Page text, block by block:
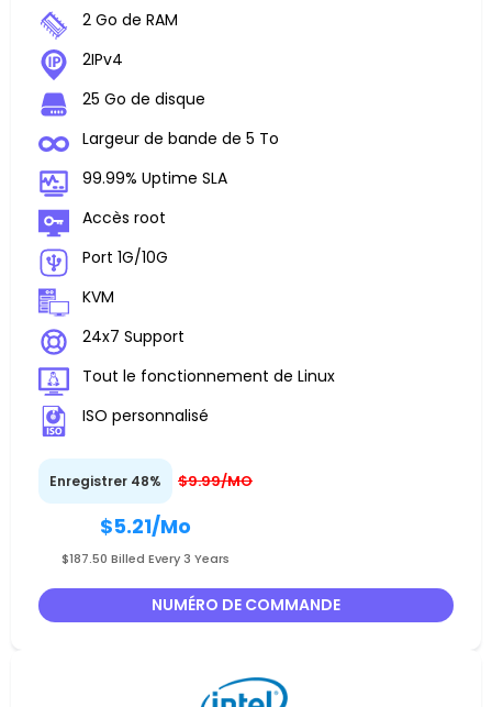
2 Go de RAM
2IPv4
25 Go de disque
Largeur de bande de 5 To
99.99% Uptime SLA
Accès root
Port 1G/10G
KVM
24x7 Support
Tout le fonctionnement de Linux
ISO personnalisé
Enregistrer 48% $9.99/MO
$5.21/Mo
$187.50 Billed Every 3 Years
NUMÉRO DE COMMANDE